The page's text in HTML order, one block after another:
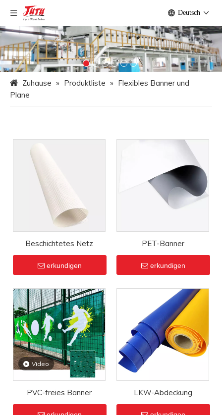
Deutsch
Zuhause » Produktliste » Flexibles Banner und
Plane
Beschichtetes Netz
erkundigen
PET-Banner
erkundigen
Video
PVC-freies Banner LKW-Abdeckung